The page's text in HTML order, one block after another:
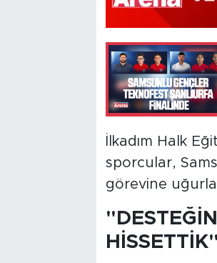
İlkadım Halk
sporcular,
görevine
HİSSETTİK"